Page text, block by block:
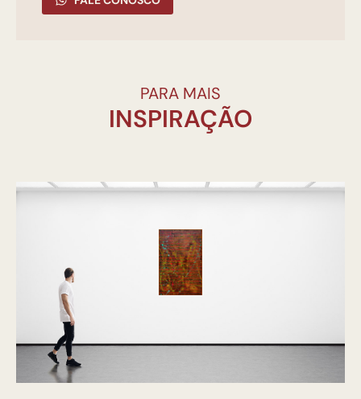
PARA MAIS
INSPIRAÇÃO